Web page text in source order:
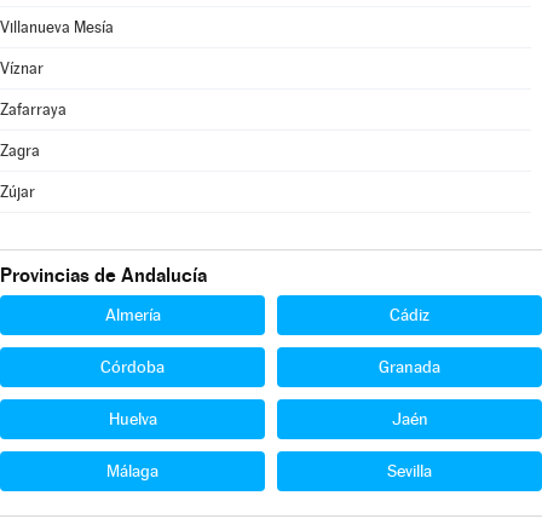
Villanueva Mesía
Víznar
Zafarraya
Zagra
Zújar
Provincias de Andalucía
Almería Cádiz
Córdoba Granada
Huelva Jaén
Málaga Sevilla